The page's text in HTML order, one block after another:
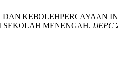
DAN KEBOLEHPERCAYAAN
MENENGAH. IJEPC